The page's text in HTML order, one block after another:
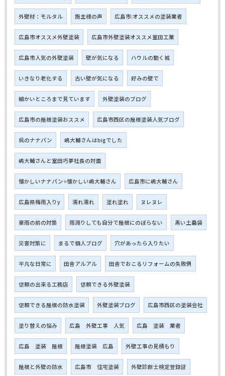
外壁材：モルタル 施主様の声 広島市:オススメの塗装業者
広島市オススメ外壁塗装 広島市外壁塗装オススメ室田工業
広島市人気の外壁塗装 壁が気になる ハウルの動く城
いきなり老化する 古い壁が気になる 好みの壁で
細かいところまで見ています 外壁塗装のブログ
広島市の屋根塗装おススメ 広島市西区の屋根塗装人気ブログ
呉のナナパン 嶋大輔さんはbigでした
嶋大輔さんと室田巧夢社長の対面
懐かしいナナパン⭐懐かしい嶋大輔さん 広島市に嶋大輔さん
広島県梅雨入りy 濡れ濡れ 塗れ塗れ ヌレヌレ
豪雨の前の対策 雨漏りしても自分で屋根にのぼらない 黒い土嚢袋
災害対策に まるで個人ブログ 穴があったら入りたい
平凡な日常に 田舎アルアル 田舎でおこるリフォームの失敗例
信頼の出来る工務店 信頼できる外壁塗装
信頼できる屋根の防水塗装 外壁塗装ブログ 広島市西区の塗装会社
塗り替えの悩み 広島 外壁工事 人気 広島 塗装 業者
広島 塗装 屋根 屋根塗装 広島 外壁工事の見積もり
屋根と外壁の防水 広島市 住宅塗装 外壁診断士検定登録証